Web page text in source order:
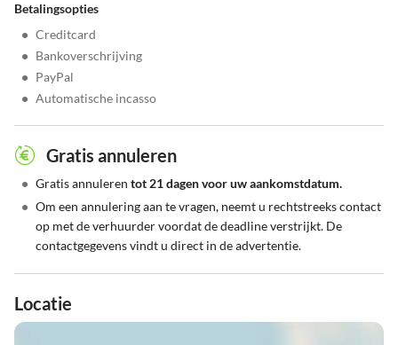
Betalingsopties
• Creditcard
• Bankoverschrijving
• PayPal
• Automatische incasso
Gratis annuleren
• Gratis annuleren tot 21 dagen voor uw aankomstdatum.
• Om een annulering aan te vragen, neemt u rechtstreeks contact
op met de verhuurder voordat de deadline verstrijkt. De
contactgegevens vindt u direct in de advertentie.
Locatie